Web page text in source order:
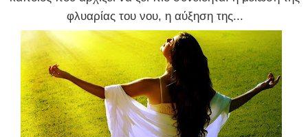
φλυαρίας του νου, η αύξηση της...